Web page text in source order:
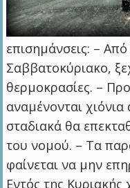
επισημάνσεις: –
Σαββατοκύριακο,
θερμοκρασίες. –
αναμένονται
σταδιακά θα
του νομού. – Τα
φαίνεται να μην
Εντός της Κυριακής